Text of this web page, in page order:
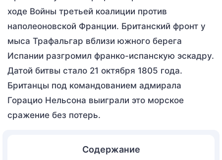
ходе Войны третьей коалиции против
наполеоновской Франции. Британский фронт у
мыса Трафальгар вблизи южного берега
Испании разгромил франко-испанскую эскадру.
Датой битвы стало 21 октября 1805 года.
Британцы под командованием адмирала
Горацио Нельсона выиграли это морское
сражение без потерь.
Содержание